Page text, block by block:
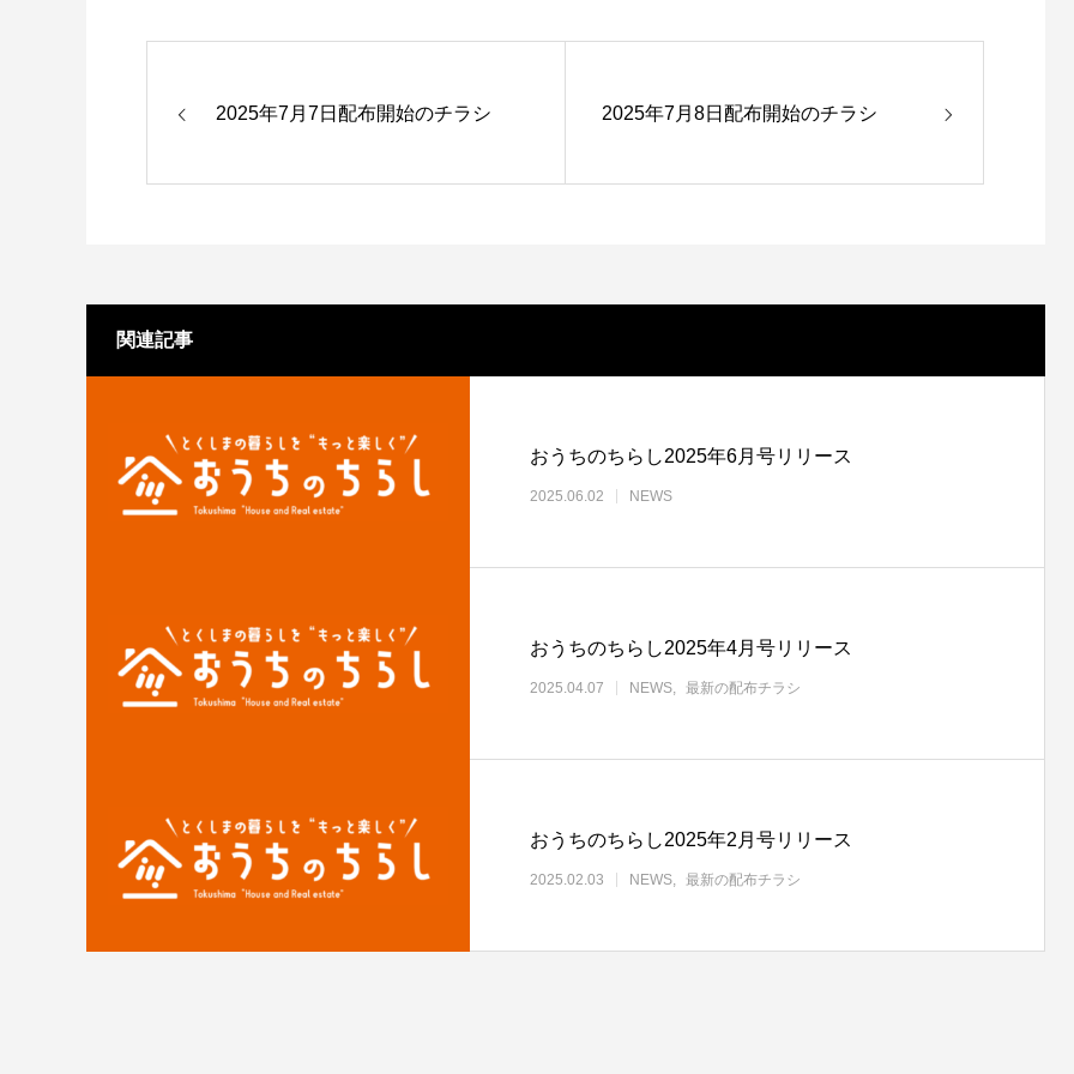
2025年7月7日配布開始のチラシ 2025年7月8日配布開始のチラシ
関連記事
おうちのちらし2025年6月号リリース
2025.06.02 NEWS
おうちのちらし2025年4月号リリース
2025.04.07 NEWS 最新の配布チラシ
おうちのちらし2025年2月号リリース
2025.02.03 NEWS 最新の配布チラシ